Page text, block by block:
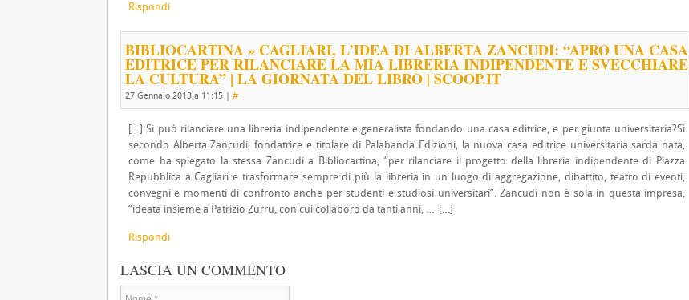
Rispondi
BIBLIOCARTINA » CAGLIARI, L’IDEA DI ALBERTA ZANCUDI: “APRO UNA CASA
EDITRICE PER RILANCIARE LA MIA LIBRERIA INDIPENDENTE E SVECCHIARE
LA CULTURA” | LA GIORNATA DEL LIBRO | SCOOP.IT
27 Gennaio 2013 a 11:15 | #
[…] Si può rilanciare una libreria indipendente e generalista fondando una casa editrice, e per giunta universitaria?Sì
secondo Alberta Zancudi, fondatrice e titolare di Palabanda Edizioni, la nuova casa editrice universitaria sarda nata,
come ha spiegato la stessa Zancudi a Bibliocartina, “per rilanciare il progetto della libreria indipendente di Piazza
Repubblica a Cagliari e trasformare sempre di più la libreria in un luogo di aggregazione, dibattito, teatro di eventi,
convegni e momenti di confronto anche per studenti e studiosi universitari”. Zancudi non è sola in questa impresa,
“ideata insieme a Patrizio Zurru, con cui collaboro da tanti anni, … […]
Rispondi
LASCIA UN COMMENTO